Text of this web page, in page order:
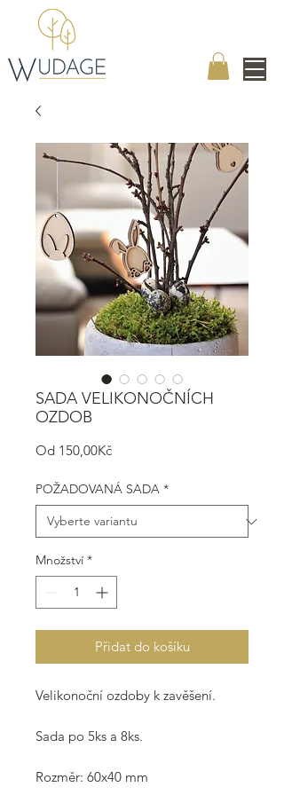
SADA VELIKONOČNÍCH
OZDOB
Od 150,00KčZvýhodněná
POŽADOVANÁ SADA *
Množství *
Přidat do košíku
Velikonoční ozdoby k zavěšení.
Sada po 5ks a 8ks.
Rozměr: 60x40 mm